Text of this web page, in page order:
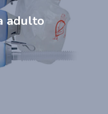
adulto